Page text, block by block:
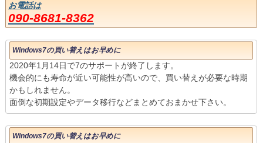
お電話は
090-8681-8362
Windows7の買い替えはお早めに
2020年1月14日で7のサポートが終了します。
機会的にも寿命が近い可能性が高いので、買い替えが必要な時期
かもしれません。
面倒な初期設定やデータ移行などまとめておまかせ下さい。
Windows7の買い替えはお早めに